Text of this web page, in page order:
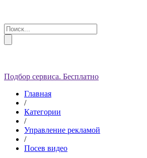
Подбор сервиса. Бесплатно
Главная
/
Категории
/
Управление рекламой
/
Посев видео